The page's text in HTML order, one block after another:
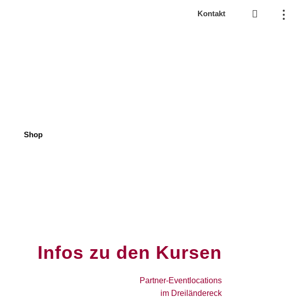
Kontakt
Shop
Infos zu den Kursen
Partner-Eventlocations
im Dreiländereck